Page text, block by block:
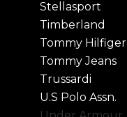
Stellasport
Timberland
Tommy Hilfiger
Tommy Jeans
Trussardi
U.S Polo Assn.